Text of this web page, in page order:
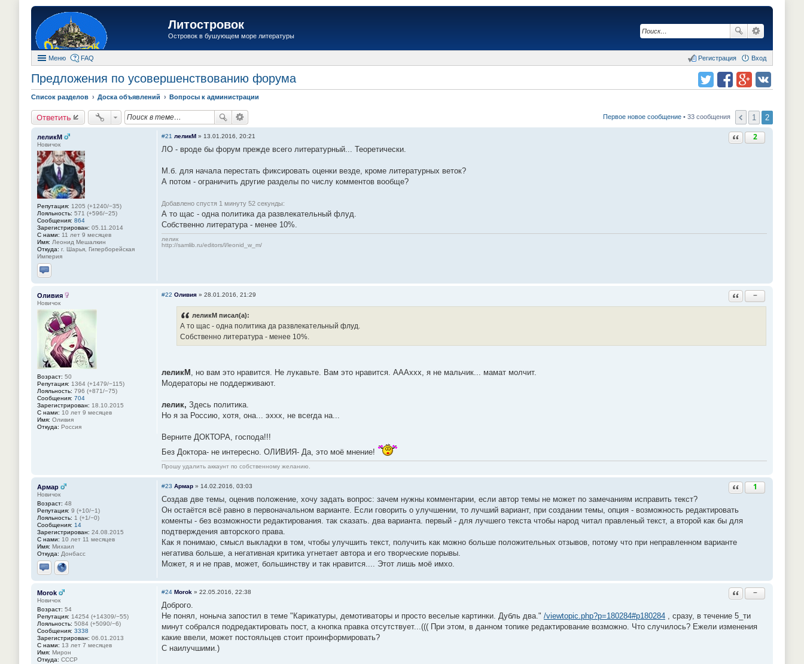
Литостровок
Островок в бушующем море литературы
Меню FAQ Вход
Регистрация
Предложения по усовершенствованию форума
Список разделов Доска объявлений Вопросы к администрации
Ответить Первое новое сообщение • 33 сообщения 1 2
леликМ
Новичок
Репутация: 1205 (+1240/−35)
Лояльность: 571 (+596/−25)
Сообщения: 864
Зарегистрирован: 05.11.2014
С нами: 11 лет 9 месяцев
Имя: Леонид Мешалкин
Откуда: г. Шарья, Гиперборейская
Империя
Отправить личное сообщение
Ответить с цитатой
2
#21 леликМ » 13.01.2016, 20:21
ЛО - вроде бы форум прежде всего литературный... Теоретически.
М.б. для начала перестать фиксировать оценки везде, кроме литературных веток?
А потом - ограничить другие разделы по числу комментов вообще?
Добавлено спустя 1 минуту 52 секунды:
А то щас - одна политика да развлекательный флуд.
Собственно литература - менее 10%.
лелик
http://samlib.ru/editors/l/leonid_w_m/
Оливия
Новичок
Возраст: 50
Репутация: 1364 (+1479/−115)
Лояльность: 796 (+871/−75)
Сообщения: 704
Зарегистрирован: 18.10.2015
С нами: 10 лет 9 месяцев
Имя: Оливия
Откуда: Россия
Ответить с цитатой
−
#22 Оливия » 28.01.2016, 21:29
леликМ писал(а):
А то щас - одна политика да развлекательный флуд.
Собственно литература - менее 10%.
леликМ , но вам это нравится. Не лукавьте. Вам это нравится. АААххх, я не мальчик... мамат молчит.
Модераторы не поддерживают.
лелик, Здесь политика.
Но я за Россию, хотя, она... эххх, не всегда на...
Верните ДОКТОРА, господа!!!
Без Доктора- не интересно. ОЛИВИЯ- Да, это моё мнение!
Прошу удалить аккаунт по собственному желанию.
Армар
Новичок
Возраст: 48
Репутация: 9 (+10/−1)
Лояльность: 1 (+1/−0)
Сообщения: 14
Зарегистрирован: 24.08.2015
С нами: 10 лет 11 месяцев
Имя: Михаил
Откуда: Донбасс
Отправить личное сообщение
Сайт
Ответить с цитатой
1
#23 Армар » 14.02.2016, 03:03
Создав две темы, оценив положение, хочу задать вопрос: зачем нужны комментарии, если автор темы не может по замечаниям исправить текст?
Он остаётся всё равно в первоначальном варианте. Если говорить о улучшении, то лучший вариант, при создании темы, опция - возможность редактировать
коменты - без возможности редактирования. так сказать. два варианта. первый - для лучшего текста чтобы народ читал правленый текст, а второй как бы для
подтверждения авторского права.
Как я понимаю, смысл выкладки в том, чтобы улучшить текст, получить как можно больше положительных отзывов, потому что при неправленном варианте
негатива больше, а негативная критика угнетает автора и его творческие порывы.
Может, я и не прав, может, большинству и так нравится.... Этот лишь моё имхо.
Morok
Новичок
Возраст: 54
Репутация: 14254 (+14309/−55)
Лояльность: 5084 (+5090/−6)
Сообщения: 3338
Зарегистрирован: 06.01.2013
С нами: 13 лет 7 месяцев
Имя: Мирон
Откуда: СССР
Ответить с цитатой
−
#24 Morok » 22.05.2016, 22:38
Доброго.
Не понял, ноныча запостил в теме "Карикатуры, демотиваторы и просто веселые картинки. Дубль два." /viewtopic.php?p=180284#p180284 , сразу, в течение 5_ти
минут собрался подредактировать пост, а кнопка правка отсутствует...((( При этом, в данном топике редактирование возможно. Что случилось? Ежели изменения
какие ввели, может постояльцев стоит проинформировать?
С наилучшими.)